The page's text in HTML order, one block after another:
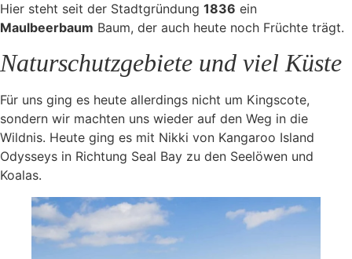
Hier steht seit der Stadtgründung 1836 ein
Maulbeerbaum Baum, der auch heute noch Früchte trägt.
Naturschutzgebiete und viel Küste
Für uns ging es heute allerdings nicht um Kingscote,
sondern wir machten uns wieder auf den Weg in die
Wildnis. Heute ging es mit Nikki von Kangaroo Island
Odysseys in Richtung Seal Bay zu den Seelöwen und
Koalas.